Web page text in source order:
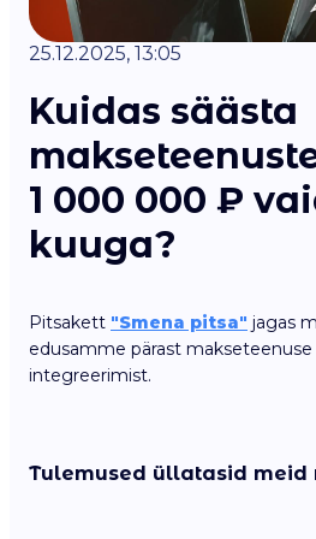
25.12.2025, 13:05
Kuidas säästa
1 000 000 ₽
kuuga?
Pitsakett "Smena pitsa" jagas
edusamme pärast makseteenuse
integreerimist.
Tulemused üllatasid meid